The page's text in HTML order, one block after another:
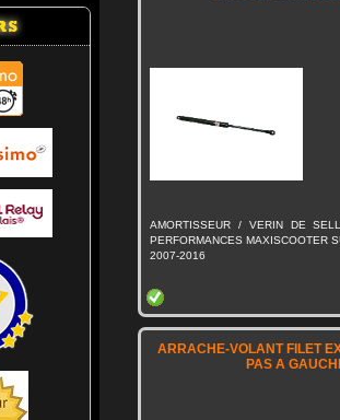
AMORTISSEUR / VERIN DE
PERFORMANCES MAXISCOOTER
2007-2016
ARRACHE-VOLANT FILET
PAS A